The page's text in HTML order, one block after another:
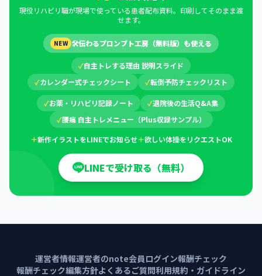
現役リハビリ職が現場で使っている患者配布資料。印刷してそのまま渡
せます。
NEW 🛠伝わるプロンプト工房（無料版）も使える
✓自主トレする理由 説明スライド
✓カレンダー式チェックシート ✓転倒予防チェックリスト
✓お薬・リハビリ記録ノート ✓退院後の生活Q&A集
✓腰痛 自主トレメニュー（Plus収録サンプル）
＋新作イラストをLINEでお知らせ＋欲しい体操をリクエストOK
LINEで受け取る（無料）
運営者情報運営者のnote会員ログイン報酬チェック
報酬チェック編集方針よくあるご質問利用規約・ガイドライン